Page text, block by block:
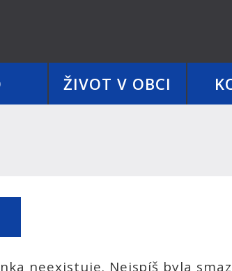
ŽIVOT V OBCI
neexistuje. Nejspíš byla